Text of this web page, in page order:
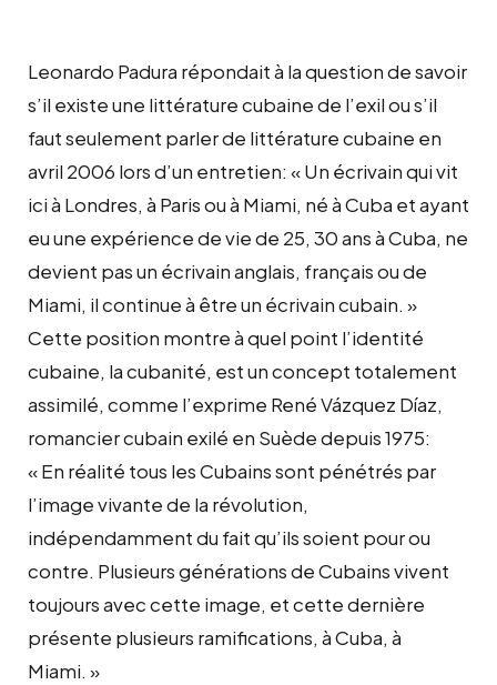
Leonardo Padura répondait à la question de savoir
s’il existe une littérature cubaine de l’exil ou s’il
faut seulement parler de littérature cubaine en
avril 2006 lors d’un entretien: « Un écrivain qui vit
ici à Londres, à Paris ou à Miami, né à Cuba et ayant
eu une expérience de vie de 25, 30 ans à Cuba, ne
devient pas un écrivain anglais, français ou de
Miami, il continue à être un écrivain cubain. »
Cette position montre à quel point l’identité
cubaine, la cubanité, est un concept totalement
assimilé, comme l’exprime René Vázquez Díaz,
romancier cubain exilé en Suède depuis 1975:
« En réalité tous les Cubains sont pénétrés par
l’image vivante de la révolution,
indépendamment du fait qu’ils soient pour ou
contre. Plusieurs générations de Cubains vivent
toujours avec cette image, et cette dernière
présente plusieurs ramifications, à Cuba, à
Miami. »